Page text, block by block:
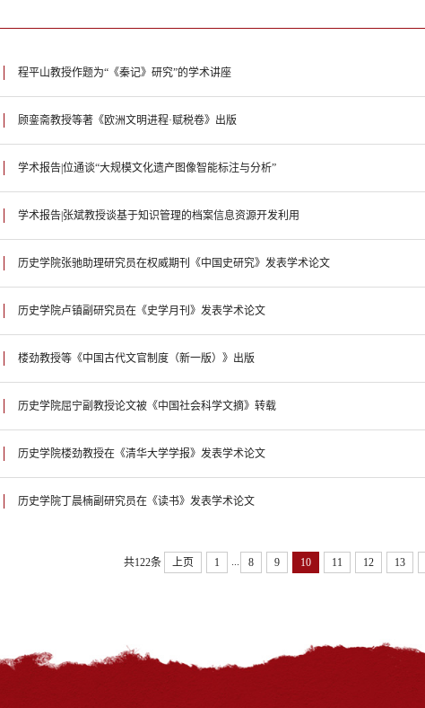
程平山教授作题为“《秦记》研究”的学术讲座
顾銮斋教授等著《欧洲文明进程·赋税卷》出版
学术报告|位通谈“大规模文化遗产图像智能标注与分析”
学术报告|张斌教授谈基于知识管理的档案信息资源开发利用
历史学院张驰助理研究员在权威期刊《中国史研究》发表学术论文
历史学院卢镇副研究员在《史学月刊》发表学术论文
楼劲教授等《中国古代文官制度（新一版）》出版
历史学院屈宁副教授论文被《中国社会科学文摘》转载
历史学院楼劲教授在《清华大学学报》发表学术论文
历史学院丁晨楠副研究员在《读书》发表学术论文
共122条 上页 1 8 9 10 11 12 13